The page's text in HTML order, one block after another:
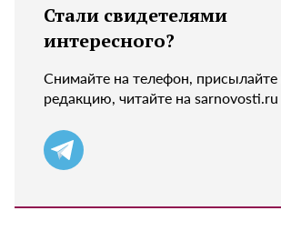
Стали свидетелями
интересного?
Снимайте на телефон, присылайте
редакцию, читайте на sarnovosti.ru